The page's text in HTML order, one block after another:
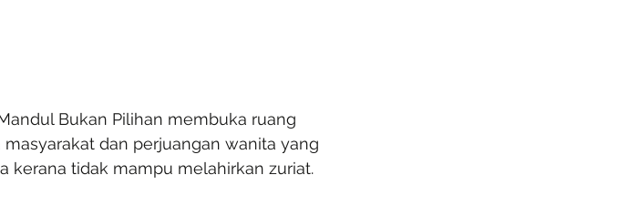
Bukan Pilihan membuka ruang
dan perjuangan wanita yang
kerana tidak mampu melahirkan zuriat.